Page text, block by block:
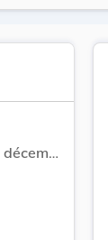
A826 Arrêté grand-ducal du 4 décembre 2019 portant publication des amendements aux Annexes A et C de la Convention de Stockholm sur les polluants organiques persistants, faite à Stockholm, le 22 mai 2001.